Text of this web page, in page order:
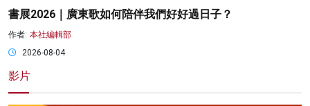
書展2026｜廣東歌如何陪伴我們好好過日子？
作者: 本社編輯部
2026-08-04
影片